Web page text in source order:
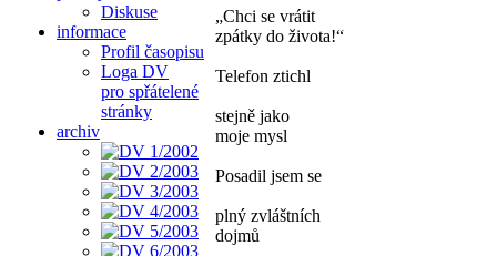
Diskuse
informace
Profil časopisu
Loga DV
pro spřátelené
stránky
archiv
„Chci se vrátit
zpátky do života!“
Telefon ztichl
stejně jako
moje mysl
Posadil jsem se
plný zvláštních
dojmů